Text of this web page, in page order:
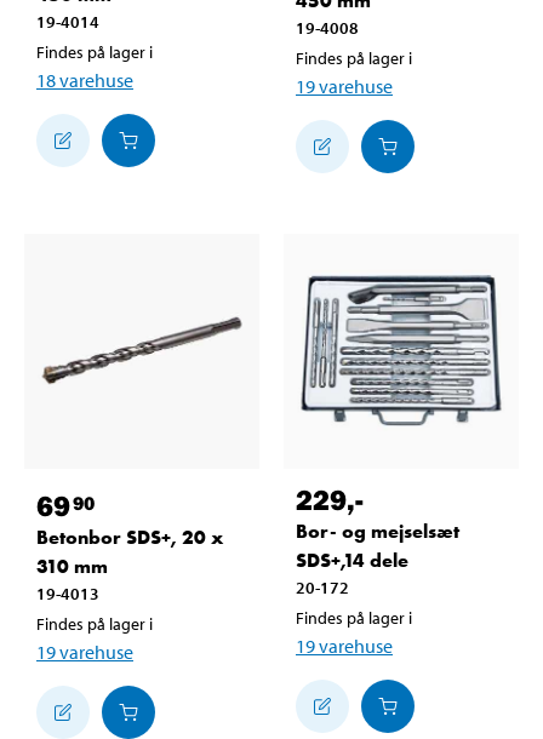
19-4014
Findes på lager i
18varehuse
19-4008
Findes på lager i
19varehuse
6990
Betonbor SDS+, 20 x
310 mm
19-4013
Findes på lager i
19varehuse
229,-
Bor- og mejselsæt
SDS+,14 dele
20-172
Findes på lager i
19varehuse